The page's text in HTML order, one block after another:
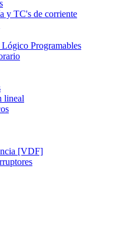
y TC's de corriente
Programables
lineal
[VDF]